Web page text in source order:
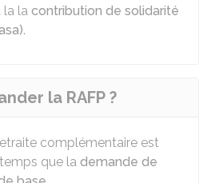
la la contribution de solidarité
.
la RAFP ?
complémentaire est
que la demande de